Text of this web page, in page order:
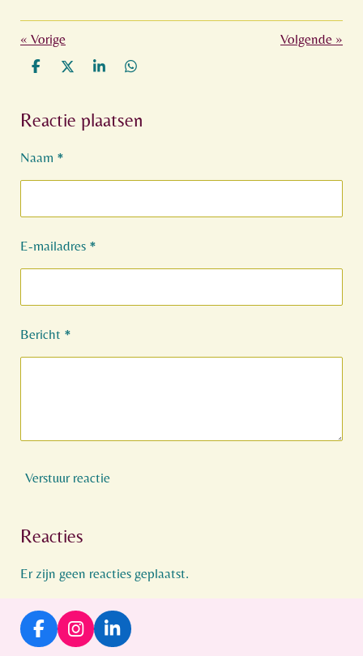
« Vorige Volgende »
D
e
n
D
l
S
r
e
D
e
n
Reactie plaatsen
Naam *
E-mailadres *
Bericht *
Verstuur reactie
Reacties
Er zijn geen reacties geplaatst.
F
a
I
n
L
i